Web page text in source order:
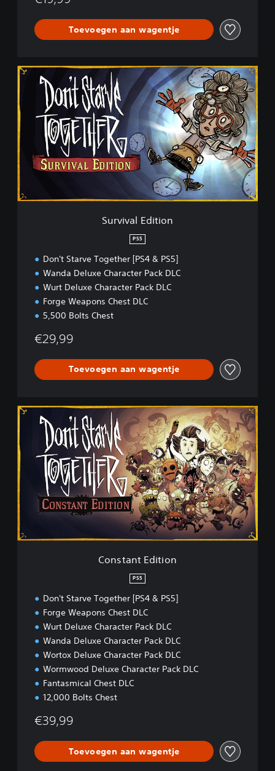
Toevoegen aan wagentje
S
u
r
v
i
v
a
l
E
d
i
t
Survival Edition
PS5
Don't Starve Together [PS4 & PS5]
Wanda Deluxe Character Pack DLC
Wurt Deluxe Character Pack DLC
Forge Weapons Chest DLC
5,500 Bolts Chest
€29,99
Toevoegen aan wagentje
C
o
n
s
a
n
t
E
d
i
t
Constant Edition
PS5
Don't Starve Together [PS4 & PS5]
Forge Weapons Chest DLC
Wurt Deluxe Character Pack DLC
Wanda Deluxe Character Pack DLC
Wortox Deluxe Character Pack DLC
Wormwood Deluxe Character Pack DLC
Fantasmical Chest DLC
12,000 Bolts Chest
€39,99
Toevoegen aan wagentje